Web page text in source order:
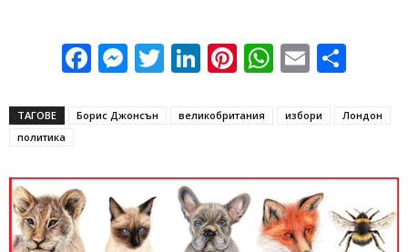
Facebook
Messenger
Twitter
LinkedIn
Pinterest
WhatsApp
Email
ТАГОВЕ Борис Джонсън великобритания избори
Лондон
политика